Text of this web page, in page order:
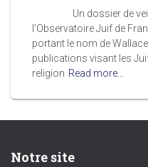
Un dossier de veille
l’Observatoire Juif de
portant le nom de
publications visant les
religion Read more…
Notre site